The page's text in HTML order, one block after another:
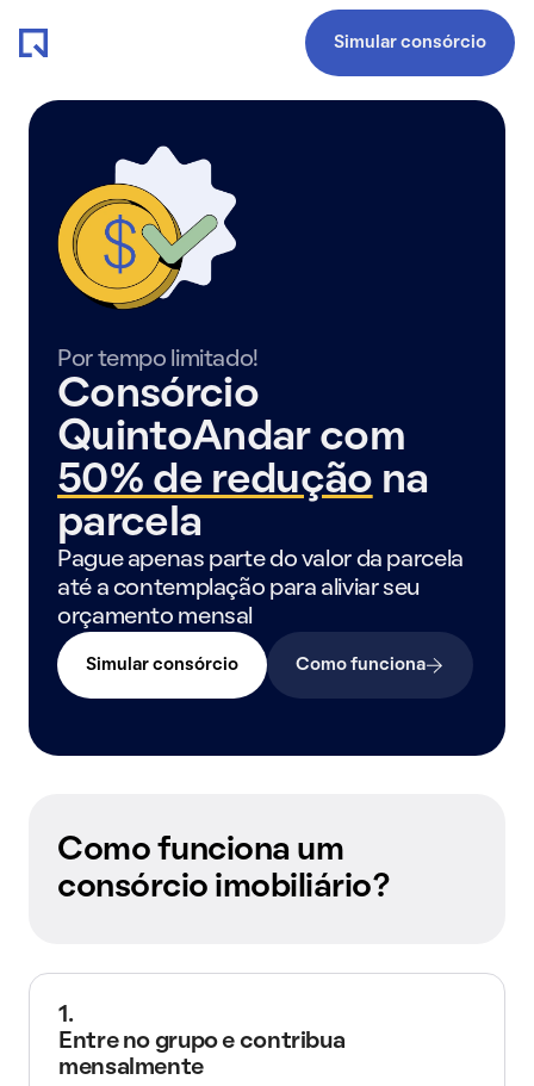
Simular consórcio
Por tempo limitado!
Consórcio
QuintoAndar com
50% de redução na
parcela
Pague apenas parte do valor da parcela
até a contemplação para aliviar seu
orçamento mensal
Simular consórcio Como funciona
Como funciona um
consórcio imobiliário?
1.
Entre no grupo e contribua
mensalmente